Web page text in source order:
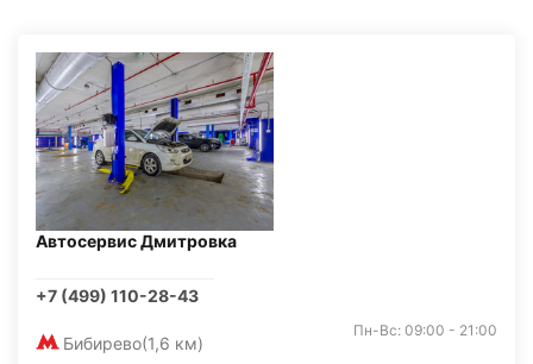
Автосервис Дмитровка
+7 (499) 110-28-43
Бибирево(1,6 км)
Пн-Вс: 09:00 - 21:00